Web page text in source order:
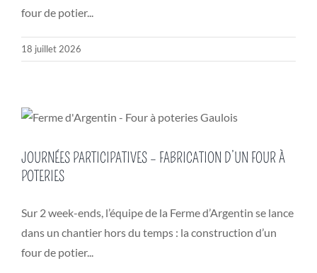
four de potier...
18 juillet 2026
JOURNÉES PARTICIPATIVES – FABRICATION D’UN FOUR À
POTERIES
Sur 2 week-ends, l’équipe de la Ferme d’Argentin se lance
dans un chantier hors du temps : la construction d’un
four de potier...